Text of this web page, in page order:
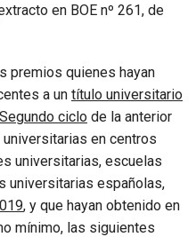
en BOE nº 261, de
premios quienes hayan
a un título universitario
ciclo de la anterior
en centros
universitarias, escuelas
universitarias españolas,
, y que hayan obtenido en
mínimo, las siguientes